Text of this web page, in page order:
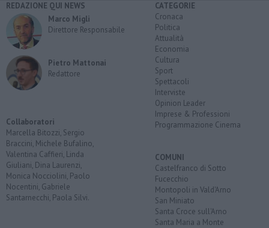
REDAZIONE QUI NEWS
Marco Migli
Direttore Responsabile
Pietro Mattonai
Redattore
Collaboratori
Marcella Bitozzi, Sergio
Braccini, Michele Bufalino,
Valentina Caffieri, Linda
Giuliani, Dina Laurenzi,
Monica Nocciolini, Paolo
Nocentini, Gabriele
Santarnecchi, Paola Silvi.
CATEGORIE
Cronaca
Politica
Attualità
Economia
Cultura
Sport
Spettacoli
Interviste
Opinion Leader
Imprese & Professioni
Programmazione Cinema
COMUNI
Castelfranco di Sotto
Fucecchio
Montopoli in Vald'Arno
San Miniato
Santa Croce sull'Arno
Santa Maria a Monte